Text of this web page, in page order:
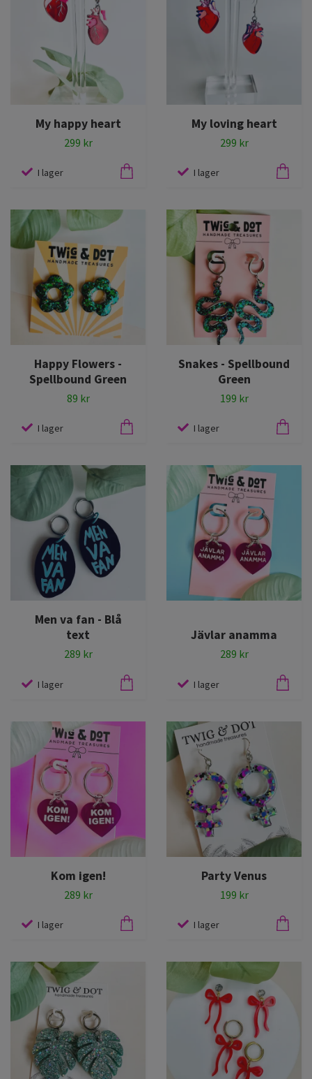
My happy heart
299 kr
I lager
My loving heart
299 kr
I lager
Happy Flowers -
Spellbound Green
89 kr
I lager
Snakes - Spellbound
Green
199 kr
I lager
Men va fan - Blå
text
289 kr
I lager
Jävlar anamma
289 kr
I lager
Kom igen!
289 kr
I lager
Party Venus
199 kr
I lager